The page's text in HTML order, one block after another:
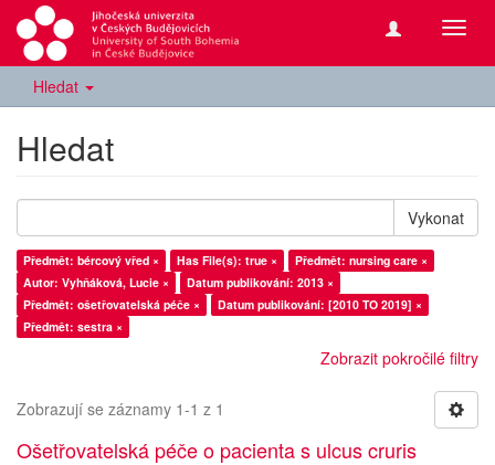
Hledat
Hledat
Vykonat
Předmět: bércový vřed × Has File(s): true ×
Předmět: nursing care ×
Autor: Vyhňáková, Lucie ×
Datum publikování: 2013 ×
Předmět: ošetřovatelská péče ×
Datum publikování: [2010 TO 2019] ×
Předmět: sestra ×
Zobrazit pokročilé filtry
Zobrazují se záznamy 1-1 z 1
Ošetřovatelská péče o pacienta s ulcus cruris